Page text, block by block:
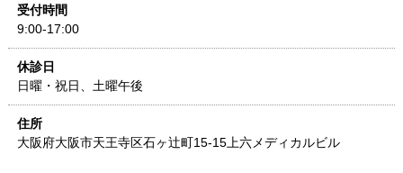
受付時間
9:00-17:00
休診日
日曜・祝日、土曜午後
住所
大阪府大阪市天王寺区石ヶ辻町15-15上六メディカルビル